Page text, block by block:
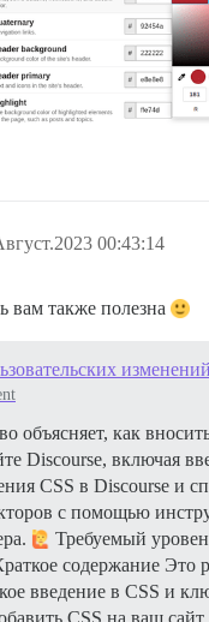
00:43:14
вам также полезна
объясняет, как
Discourse, включая
CSS в Discourse и
с помощью
Требуемый
содержание Это
введение в CSS и
CSS на ваш сайт